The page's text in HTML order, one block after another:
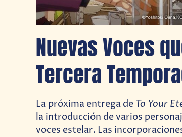
Nuevas Voces
Tercera
La próxima entrega de To Your
la introducción de varios
voces estelar. Las